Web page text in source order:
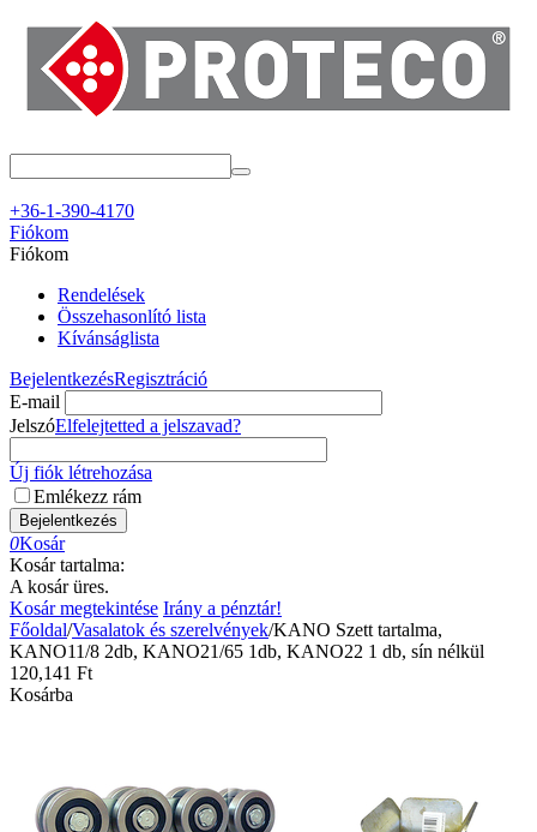
+36-1-390-4170
Fiókom
Fiókom
Rendelések
Összehasonlító lista
Kívánságlista
BejelentkezésRegisztráció
E-mail
JelszóElfelejtetted a jelszavad?
Új fiók létrehozása
Emlékezz rám
Bejelentkezés
0Kosár
Kosár tartalma:
A kosár üres.
Kosár megtekintése Irány a pénztár!
Főoldal/Vasalatok és szerelvények/KANO Szett tartalma,
KANO11/8 2db, KANO21/65 1db, KANO22 1 db, sín nélkül
120,141 Ft
Kosárba